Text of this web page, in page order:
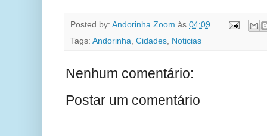
Posted by: Andorinha Zoom às 04:09
Tags: Andorinha Cidades Noticias
Nenhum comentário:
Postar um comentário